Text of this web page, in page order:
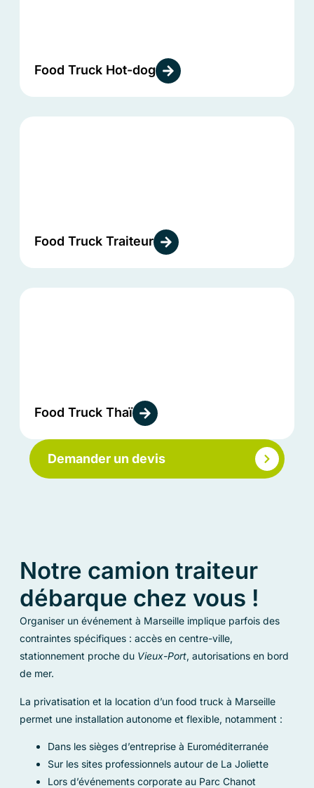
Food Truck Hot-dog
Food Truck Traiteur
Food Truck Thaï
Demander un devis
Notre camion traiteur
débarque chez vous !
Organiser un événement à Marseille implique parfois des
contraintes spécifiques : accès en centre-ville,
stationnement proche du Vieux-Port, autorisations en bord
de mer.
La privatisation et la location d’un food truck à Marseille
permet une installation autonome et flexible, notamment :
Dans les sièges d’entreprise à Euroméditerranée
Sur les sites professionnels autour de La Joliette
Lors d’événements corporate au Parc Chanot